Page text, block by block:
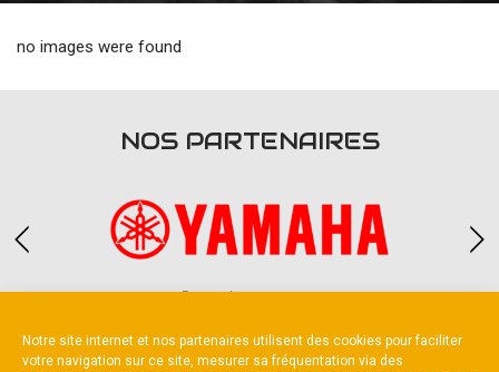
Notre site internet et nos partenaires utilisent des cookies pour faciliter
votre navigation sur ce site, mesurer sa fréquentation via des
PARTENAIRES
no images were found
NOS PARTENAIRES
Partenaire constructeur